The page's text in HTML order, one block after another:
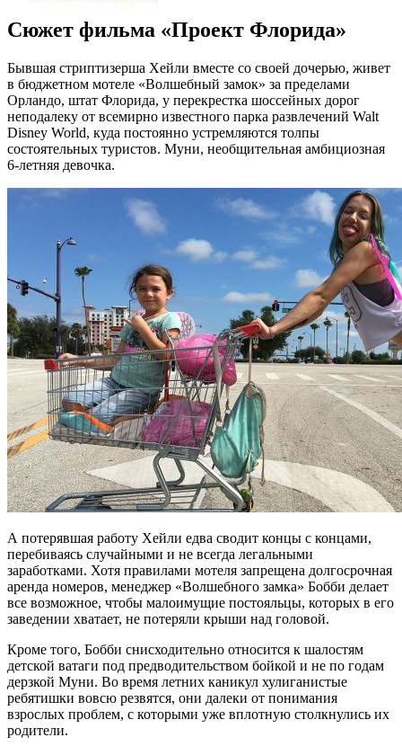
Сюжет фильма «Проект Флорида»
Бывшая стриптизерша Хейли вместе со своей дочерью, живет
в бюджетном мотеле «Волшебный замок» за пределами
Орландо, штат Флорида, у перекрестка шоссейных дорог
неподалеку от всемирно известного парка развлечений Walt
Disney World, куда постоянно устремляются толпы
состоятельных туристов. Муни, необщительная амбициозная
6-летняя девочка.
А потерявшая работу Хейли едва сводит концы с концами,
перебиваясь случайными и не всегда легальными
заработками. Хотя правилами мотеля запрещена долгосрочная
аренда номеров, менеджер «Волшебного замка» Бобби делает
все возможное, чтобы малоимущие постояльцы, которых в его
заведении хватает, не потеряли крыши над головой.
Кроме того, Бобби снисходительно относится к шалостям
детской ватаги под предводительством бойкой и не по годам
дерзкой Муни. Во время летних каникул хулиганистые
ребятишки вовсю резвятся, они далеки от понимания
взрослых проблем, с которыми уже вплотную столкнулись их
родители.